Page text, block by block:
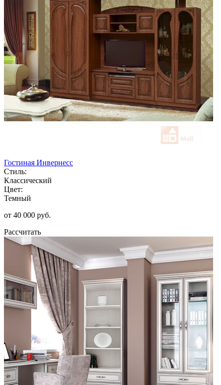
Гостиная Инвернесс
Стиль:
Классический
Цвет:
Темный
от 40 000 руб.
Рассчитать